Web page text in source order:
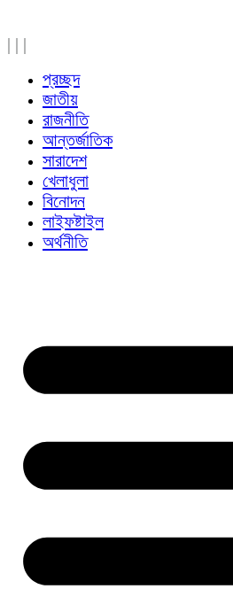
| | |
প্রচ্ছদ
জাতীয়
রাজনীতি
আন্তর্জাতিক
সারাদেশ
খেলাধুলা
বিনোদন
লাইফষ্টাইল
অর্থনীতি